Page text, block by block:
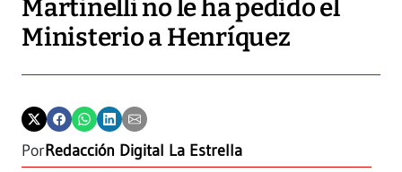
Martinelli no le ha pedido el
Ministerio a Henríquez
PorRedacción Digital La Estrella